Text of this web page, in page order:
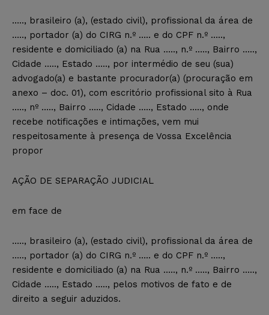
….., brasileiro (a), (estado civil), profissional da área de
….., portador (a) do CIRG n.º ….. e do CPF n.º …..,
residente e domiciliado (a) na Rua ….., n.º ….., Bairro …..,
Cidade ….., Estado ….., por intermédio de seu (sua)
advogado(a) e bastante procurador(a) (procuração em
anexo – doc. 01), com escritório profissional sito à Rua
….., nº ….., Bairro ….., Cidade ….., Estado ….., onde
recebe notificações e intimações, vem mui
respeitosamente à presença de Vossa Excelência
propor
AÇÃO DE SEPARAÇÃO JUDICIAL
em face de
….., brasileiro (a), (estado civil), profissional da área de
….., portador (a) do CIRG n.º ….. e do CPF n.º …..,
residente e domiciliado (a) na Rua ….., n.º ….., Bairro …..,
Cidade ….., Estado ….., pelos motivos de fato e de
direito a seguir aduzidos.